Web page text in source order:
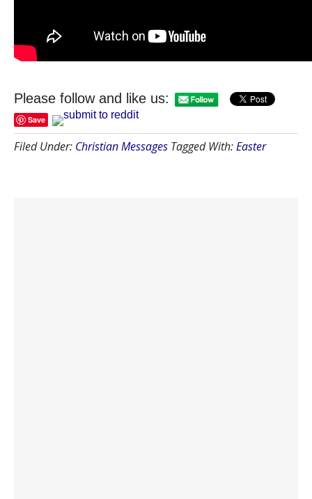
Please follow and like us:
Save
Filed Under: Christian Messages Tagged With:Easter